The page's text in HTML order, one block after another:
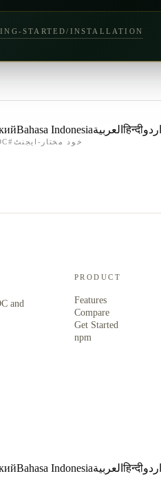
STARTED/INSTALLATION
Bahasa Indonesiaالعربيةहिन्दीاردو
# خود مختار-ایجنٹ
and
PRODUCT
Features
Compare
Get Started
npm
Bahasa Indonesiaالعربيةहिन्दीاردو